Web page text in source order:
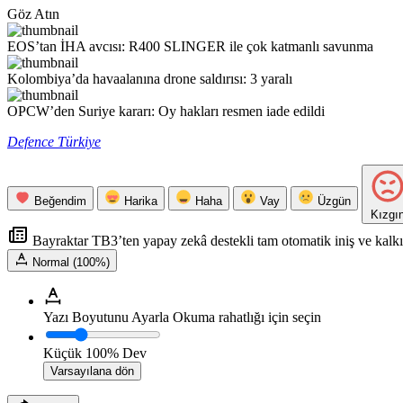
Göz Atın
EOS’tan İHA avcısı: R400 SLINGER ile çok katmanlı savunma
Kolombiya’da havaalanına drone saldırısı: 3 yaralı
OPCW’den Suriye kararı: Oy hakları resmen iade edildi
Defence Türkiye
Beğendim Harika Haha Vay
Üzgün
Bayraktar TB3’ten yapay zekâ destekli tam otomatik iniş ve
Normal (100%)
Yazı Boyutunu Ayarla Okuma rahatlığı için seçin
Küçük 100% Dev
Varsayılana dön